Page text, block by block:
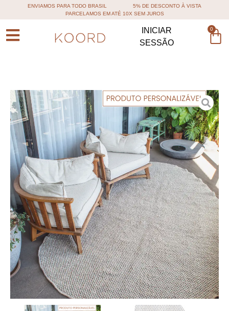
ENVIAMOS PARA TODO BRASIL
5% DE DESCONTO À VISTA
PARCELAMOS EM ATÉ 10X SEM JUROS
INICIAR
SESSÃO
0